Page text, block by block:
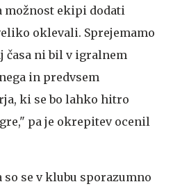
možnost ekipi dodati
oklevali. Sprejemamo
časa ni bil v igralnem
in predvsem
ki se bo lahko hitro
pa je okrepitev ocenil
so se v klubu sporazumno